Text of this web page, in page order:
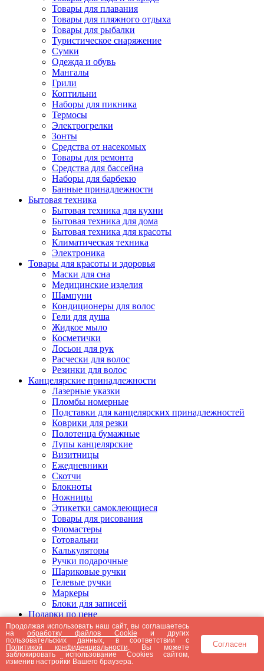
Товары для плавания
Товары для пляжного отдыха
Товары для рыбалки
Туристическое снаряжение
Сумки
Одежда и обувь
Мангалы
Грили
Коптильни
Наборы для пикника
Термосы
Электрогрелки
Зонты
Средства от насекомых
Товары для ремонта
Средства для бассейна
Наборы для барбекю
Банные принадлежности
Бытовая техника
Бытовая техника для кухни
Бытовая техника для дома
Бытовая техника для красоты
Климатическая техника
Электроника
Товары для красоты и здоровья
Маски для сна
Медицинские изделия
Шампуни
Кондиционеры для волос
Гели для душа
Жидкое мыло
Косметички
Лосьон для рук
Расчески для волос
Резинки для волос
Канцелярские принадлежности
Лазерные указки
Пломбы номерные
Подставки для канцелярских принадлежностей
Коврики для резки
Полотенца бумажные
Лупы канцелярские
Визитницы
Ежедневники
Скотчи
Блокноты
Ножницы
Этикетки самоклеющиеся
Товары для рисования
Фломастеры
Готовальни
Калькуляторы
Ручки подарочные
Шариковые ручки
Гелевые ручки
Маркеры
Блоки для записей
Подарки по цене
Подарки от 5000 рублей
Подарки до 5000 рублей
Подарки до 3000 рублей
Подарки до 2000 рублей
Подарки до 1000 рублей
Продолжая использовать наш сайт, вы соглашаетесь
наобработку файлов Cookie и других
пользовательских данных, в соответствии с
Политикой конфиденциальности . Вы можете
заблокировать использование Cookies сайтом,
изменив настройки Вашего браузера.
Согласен